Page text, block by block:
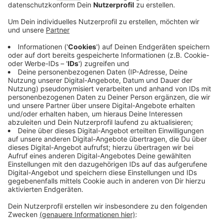
Anzeige
Denn die letzten drei Duelle hat allesamt Köln
gewonnen, der FC kann damit einen Rekord einstellen:
Vier Derbysiege in Folge gelangen den Kölnern in der
Bundesliga bisher nur in den Jahren 1981 bis 1983.
Doch vor dem 95. Bundesliga-Duell der beiden
Kontrahenten zeigt die Statistik auch: Unsere Borussia
siegte in ihrer Bundesliga-Historie gegen Köln am
häufigsten, nämlich 51 Mal, und schoss gegen den FC
auch die meisten Tore - 183 waren es bis jetzt. Farke
will, dass seine Borussen viel Einsatz zeigen, aber nicht
übermotiviert in das Spiel geht. Los geht es heute um
15.30 Uhr, Radio 90,1 überträgt das Duell live.
Anzeige